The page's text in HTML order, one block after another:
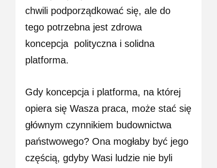
chwili podporządkować się, ale do
tego potrzebna jest zdrowa
koncepcja polityczna i solidna
platforma.
Gdy koncepcja i platforma, na której
opiera się Wasza praca, może stać się
głównym czynnikiem budownictwa
państwowego? Ona mogłaby być jego
częścią, gdyby Wasi ludzie nie byli